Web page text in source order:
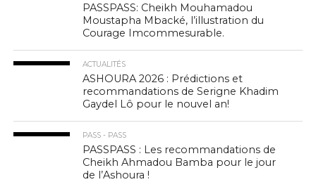
PASSPASS: Cheikh Mouhamadou
Moustapha Mbacké, l’illustration du
Courage Imcommesurable.
ACTUALITÉS
ASHOURA 2026 : Prédictions et
recommandations de Serigne Khadim
Gaydel Lô pour le nouvel an!
PASS - PASS
PASSPASS : Les recommandations de
Cheikh Ahmadou Bamba pour le jour
de l’Ashoura !